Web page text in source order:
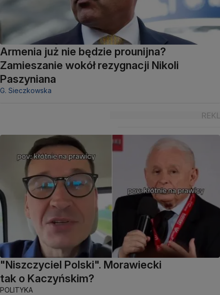
Armenia już nie będzie prounijna?
Zamieszanie wokół rezygnacji Nikoli
Paszyniana
G. Sieczkowska
"Niszczyciel Polski". Morawiecki
tak o Kaczyńskim?
POLITYKA